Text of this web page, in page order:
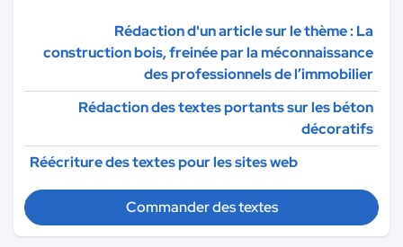
Rédaction d'un article sur le thème : La
construction bois, freinée par la méconnaissance
des professionnels de l’immobilier
Rédaction des textes portants sur les béton
décoratifs
Réécriture des textes pour les sites web
Commander des textes